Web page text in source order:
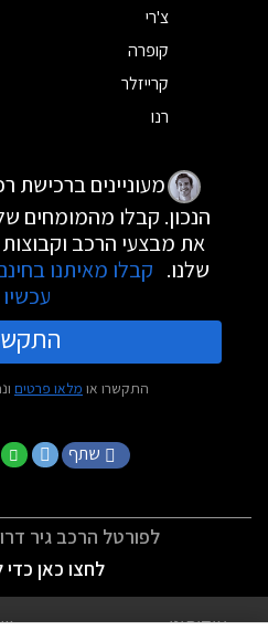
צ'רי
קופרה
קרייזלר
רנו
מעוניינים ברכישת
הנכון. קבלו מהמומחים
את מבצעי הרכב
שלנו. קבלו מאיתנו
עכשיו
התקשרו או מלאו פרטים
שתף
לפורטל הרכב גיר
לחצו כאן
אודותינו